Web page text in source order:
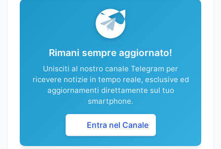
Rimani sempre aggiornato!
Unisciti al nostro canale Telegram per
ricevere notizie in tempo reale, esclusive ed
aggiornamenti direttamente sul tuo
smartphone.
Entra nel Canale